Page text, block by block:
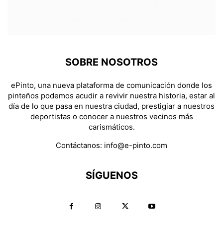
SOBRE NOSOTROS
ePinto, una nueva plataforma de comunicación donde los
pinteños podemos acudir a revivir nuestra historia, estar al
día de lo que pasa en nuestra ciudad, prestigiar a nuestros
deportistas o conocer a nuestros vecinos más
carismáticos.
Contáctanos: info@e-pinto.com
SÍGUENOS